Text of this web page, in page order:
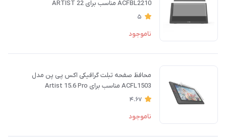
ACFBL2210 مناسب برای ARTIST 22
5
ناموجود
محافظ صفحه تبلت گرافیکی اکس پی پن مدل
ACFL1503 مناسب برای Artist 15.6 Pro
4.67
ناموجود